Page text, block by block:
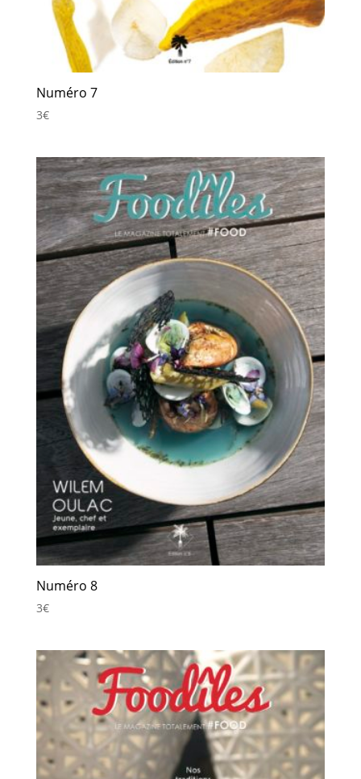
Numéro 7
3€
Numéro 8
3€